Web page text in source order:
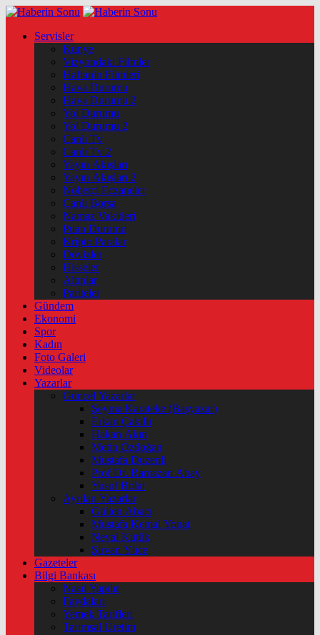
Servisler
Künye
Vizyondaki Filmler
Haftanin Filmleri
Hava Durumu
Hava Durumu 2
Yol Durumu
Yol Durumu 2
Canlı Tv
Canlı Tv 2
Yayın Akışları
Yayın Akışları 2
Nöbetçi Eczaneler
Canlı Borsa
Namaz Vakitleri
Puan Durumu
Kripto Paralar
Dövizler
Hisseler
Altınlar
Pariteler
Gündem
Ekonomi
Spor
Kadın
Foto Galeri
Videolar
Yazarlar
Güncel Yazarlar
Şeyma Karateke (Başyazar)
Erkan Çakıllı
Hakan Akın
Metin Özdoğan
Mustafa Düzenli
Prof Dr. Ramazan Abay
Yusuf Bolat
Ayrılan Yazarlar
Gülten Abacı
Mustafa Kemal Yonat
Neval Kütük
Şirvan Yüce
Gazeteler
Bilgi Bankası
Nasıl Yapılır
Faydaları
Yemek Tarifleri
Tarımsal Üretim